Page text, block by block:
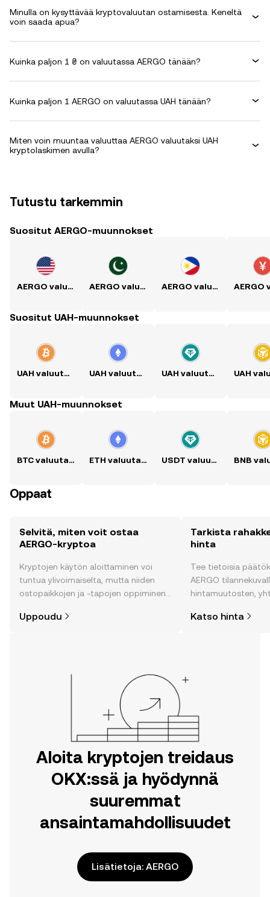
Minulla on kysyttävää kryptovaluutan ostamisesta. Keneltä
voin saada apua?
Kuinka paljon 1 ₴ on valuutassa AERGO tänään?
Kuinka paljon 1 AERGO on valuutassa UAH tänään?
Miten voin muuntaa valuuttaa AERGO valuutaksi UAH
kryptolaskimen avulla?
Tutustu tarkemmin
Suositut AERGO-muunnokset
AERGO valuutaksi USD AERGO valuutaksi PKR AERGO valuutaksi PHP
Suositut UAH-muunnokset
UAH valuutaksi BTC UAH valuutaksi ETH UAH valuutaksi USDT
Muut UAH-muunnokset
BTC valuutaksi UAH ETH valuutaksi UAH USDT valuutaksi UAH
Oppaat
Selvitä, miten voit ostaa
AERGO-kryptoa
Kryptojen käytön aloittaminen voi
tuntua ylivoimaiselta, mutta niiden
ostopaikkojen ja -tapojen oppiminen
matkasi OKX:n mobiilisovelluksessa
Uppoudu
Tarkista
hinta
Tee tietoisia
AERGO
hintamuutosten,
Katso hinta
Aloita kryptojen treidaus
OKX:ssä ja hyödynnä
suuremmat
ansaintamahdollisuudet
Lisätietoja: AERGO